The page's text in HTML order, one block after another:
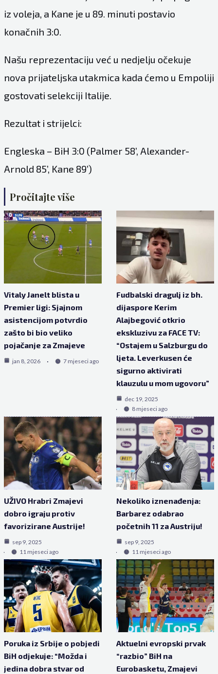
iz voleja, a Kane je u 89. minuti postavio
konačnih 3:0.
Našu reprezentaciju već u nedjelju očekuje
nova prijateljska utakmica kada ćemo u Empoliji
gostovati selekciji Italije.
Rezultat i strijelci:
Engleska – BiH 3:0 (Palmer 58’, Alexander-
Arnold 85’, Kane 89’)
Pročitajte više
Vitaly Janelt blista u
Premier ligi: Sjajnom
asistencijom potvrdio
zašto bi bio veliko
pojačanje za Zmajeve
jan 8, 2026 7 mjeseci ago
Fudbalski dragulj iz bh.
dijaspore Kerim
Alajbegović otkrio
ekskluzivu za FACE TV:
“Ostajem u Salzburgu do
ljeta. Leverkusen će
sigurno aktivirati
klauzulu u mom ugovoru”
dec 19, 2025
8 mjeseci ago
UŽIVO Hrabri Zmajevi
dobro igraju protiv
favorizirane Austrije!
sep 9, 2025
11 mjeseci ago
Nekoliko iznenađenja:
Barbarez odabrao
početnih 11 za Austriju!
sep 9, 2025
11 mjeseci ago
Poruka iz Srbije o pobjedi
BiH odjekuje: “Možda i
jedina dobra stvar od
Aktuelni evropski prvak
“razbio” BiH na
Eurobasketu, Zmajevi